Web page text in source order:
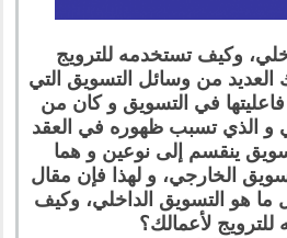
وكيف تستخدمه للترويج
من وسائل التسويق التي
في التسويق و كان من
و الذي تسبب ظهوره في العقد
ينقسم إلى نوعين و هما
الخارجي، و لهذا فإن مقال
هو التسويق الداخلي، وكيف
لأعمالك؟